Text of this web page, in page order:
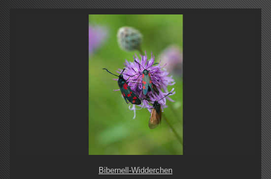
Bibernell-Widderchen